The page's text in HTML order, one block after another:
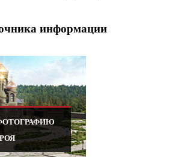
информации